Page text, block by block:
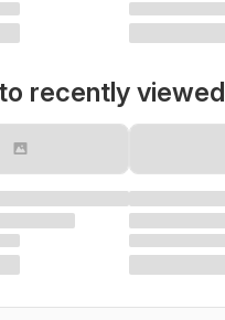
recently viewed